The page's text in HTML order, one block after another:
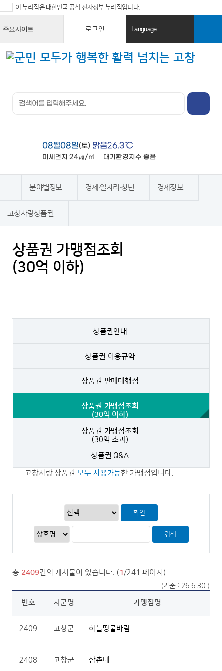
이 누리집은 대한민국 공식 전자정부 누리집입니다.
주요사이트 로그인 Language
기
08월08일(토) 맑음26.3℃
미세먼지 24㎍/㎥ 대기환경지수 좋음
열기
분야별정보 경제·일자리·청년 경제정보
고창사랑상품권
상품권 가맹점조회
(30억 이하)
상품권안내
상품권 이용규약
상품권 판매대행점
상품권 가맹점조회
(30억 이하)
상품권 가맹점조회
(30억 초과)
상품권 Q&A
고창사랑 상품권 모두 사용가능한 가맹점입니다.
총 2409건의 게시물이 있습니다. (1/241 페이지)
(기준 : 26.6.30.)
(30억 이하) 게시판 목록
번호, 제목, 작성자, 작성일, 조회수 정보제공
번호
시군명 가맹점명
2409 고창군 하늘땅물바람
2408 고창군 삼촌네